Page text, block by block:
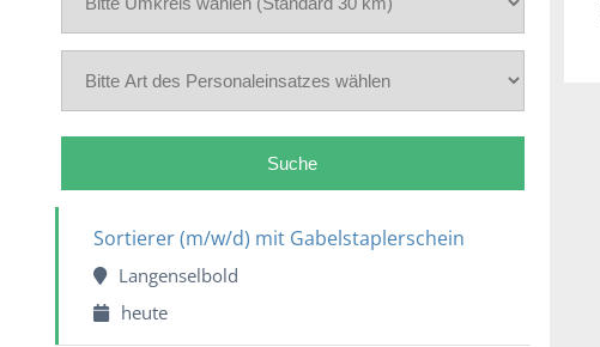
Sortierer (m/w/d) mit Gabelstaplerschein
Langenselbold
heute